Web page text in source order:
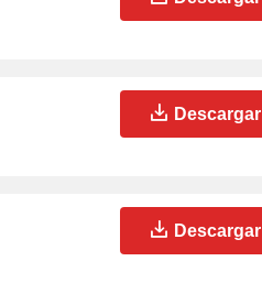
Descargar
Descargar